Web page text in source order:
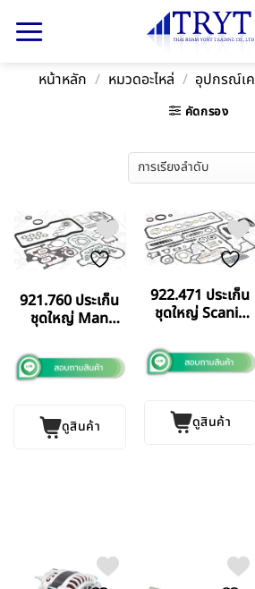
หน้าหลัก / หมวดอะไหล่ / อุปกรณ์เ
คัดกรอง
921.760 ประเก็น
ชุดใหญ่ Man
ดูสินค้า
922.471 ประเก็น
ชุดใหญ่ Scania
ดูสินค้า